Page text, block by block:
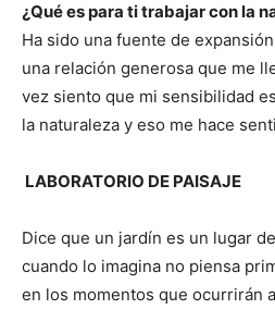
¿Qué es para ti trabajar con la
Ha sido una fuente de
una relación generosa que me
vez siento que mi sensibilidad
la naturaleza y eso me hace
LABORATORIO DE PAISAJE
Dice que un jardín es un lugar
cuando lo imagina no piensa
en los momentos que ocurrirán